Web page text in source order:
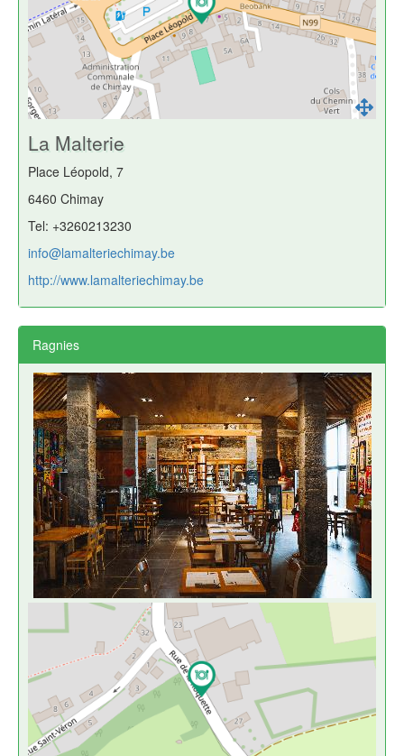
La Malterie
Place Léopold, 7
6460 Chimay
Tel: +3260213230
info@lamalteriechimay.be
http://www.lamalteriechimay.be
Ragnies